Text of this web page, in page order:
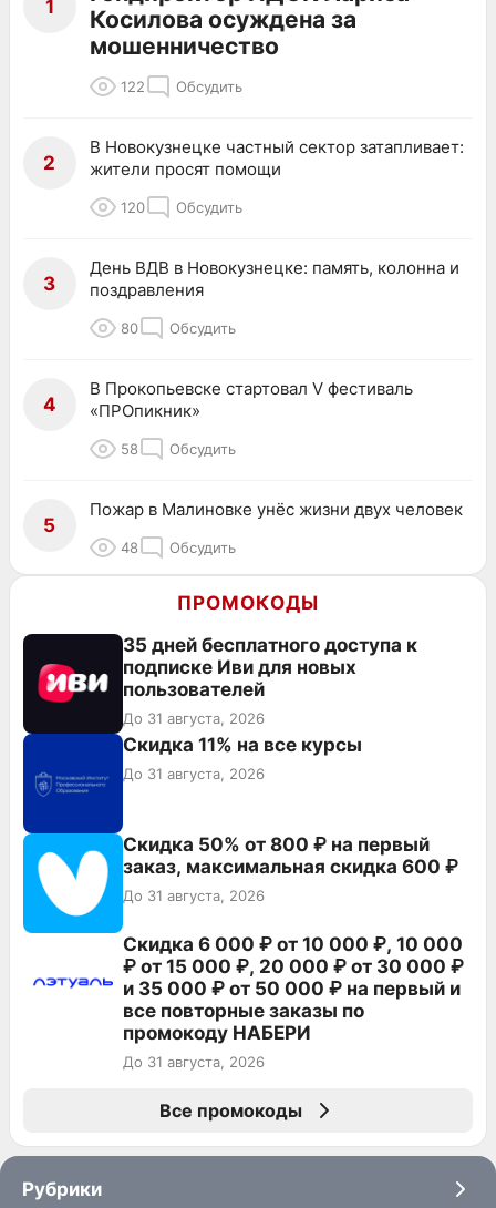
1
Косилова осуждена за
мошенничество
122 Обсудить
2
В Новокузнецке частный сектор затапливает:
жители просят помощи
120 Обсудить
3
День ВДВ в Новокузнецке: память, колонна и
поздравления
80 Обсудить
4
В Прокопьевске стартовал V фестиваль
«ПРОпикник»
58 Обсудить
5
Пожар в Малиновке унёс жизни двух человек
48 Обсудить
ПРОМОКОДЫ
35 дней бесплатного доступа к
подписке Иви для новых
пользователей
До 31 августа, 2026
Скидка 11% на все курсы
До 31 августа, 2026
Скидка 50% от 800 ₽ на первый
заказ, максимальная скидка 600 ₽
До 31 августа, 2026
Скидка 6 000 ₽ от 10 000 ₽, 10 000
₽ от 15 000 ₽, 20 000 ₽ от 30 000 ₽
и 35 000 ₽ от 50 000 ₽ на первый и
все повторные заказы по
промокоду НАБЕРИ
До 31 августа, 2026
Все промокоды
Рубрики